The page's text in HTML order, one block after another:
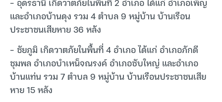
และอำเภอบ้านดุง รวม 4 ตำบล 9 หมู่บ้าน บ้านเรือน
ประชาชนเสียหาย 36 หลัง
– ชัยภูมิ เกิดวาตภัยในพื้นที่ 4 อำเภอ ได้แก่ อำเภอภักดี
ชุมพล อำเภอบำเหน็จณรงค์ อำเภอซับใหญ่ และอำเภอ
บ้านแท่น รวม 7 ตำบล 9 หมู่บ้าน บ้านเรือนประชาชนเสีย
หาย 15 หลัง